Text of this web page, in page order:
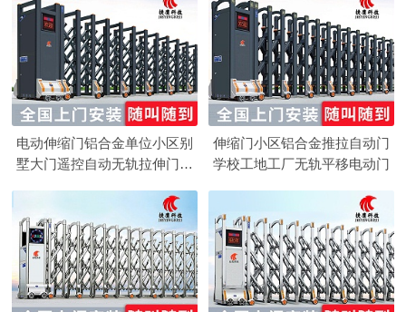
电动伸缩门铝合金单位小区别
墅大门遥控自动无轨拉伸门医
伸缩门小区铝合金推拉自动门
学校工地工厂无轨平移电动门